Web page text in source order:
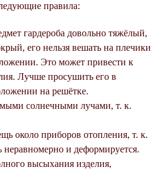
правила:
гардероба довольно тяжёлый,
его нельзя вешать на плечики
Это может привести к
Лучше просушить его в
на решётке.
солнечными лучами, т. к.
около приборов отопления, т. к.
неравномерно и деформируется.
высыхания изделия,